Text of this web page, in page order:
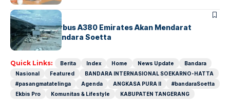
BANDARA BERITA
8 Agustus, Airbus A380 Emirates Akan Mendarat
Perdana di Bandara Soetta
Quick Links: Berita Index Home News Update
Bandara
Nasional
Featured
BANDARA INTERNASIONAL SOEKARNO-HATTA
#pasangmatatelinga
Agenda ANGKASA PURA II
#bandaraSoetta
Ekbis Pro
Komunitas & Lifestyle KABUPATEN TANGERANG